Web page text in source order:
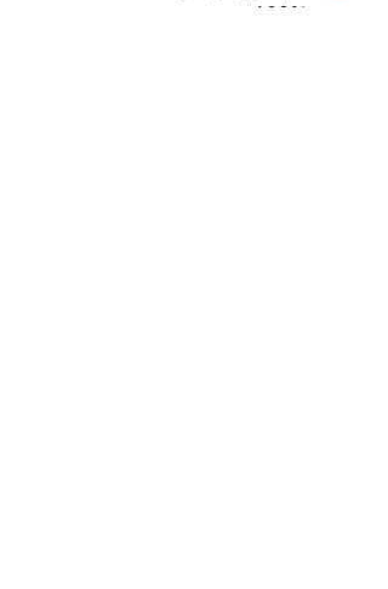
распространяется 100%